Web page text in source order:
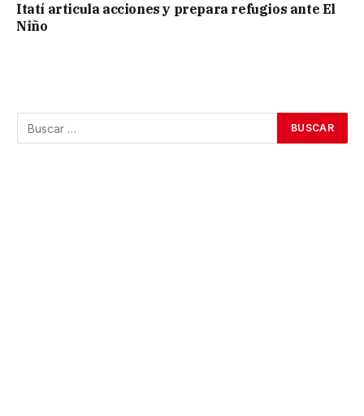
Itatí articula acciones y prepara refugios ante El
Niño